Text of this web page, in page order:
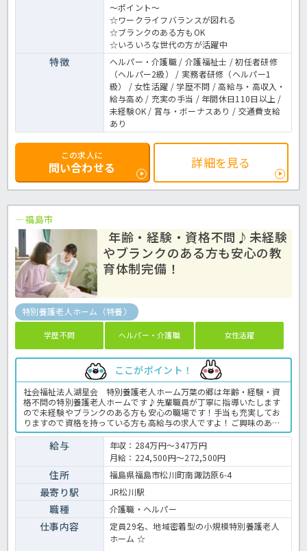
～ポイント～
☆ワークライフバランスが図れる
☆ブランクのある方もOK
☆いろいろな世代の方が活躍中
特徴
ヘルパー・介護職 / 介護福祉士 / 初任者研修
（ヘルパー2級） / 実務者研修（ヘルパー1
級） / 女性活躍 / 学歴不問 / 高給与・高収入・
給与高め / 充実の手当 / 年間休日110日以上 /
未経験OK / 賞与・ボーナスあり / 交通費支給
あり
この求人に
問い合わせる 詳細を見る
福島市
年齢・経験・資格不問♪未経験
やブランクのある方も安心の教
育体制完備！
特別養護老人ホーム（特養）
学歴不問 ヘルパー・介護職 女性活躍
ここがポイント！
社会福祉法人湖星会 特別養護老人ホーム万葉の郷は年齢・経験・資
格不問の特別養護老人ホームです♪先輩職員が丁寧に指導いたします
ので未経験やブランクのある方も安心の職場です！手当も充実してお
りますので資格を持っている方も高給与の求人ですよ！ご興味のある
方は、一度ほっ介護までご相談下さいね♪特別養護老人ホームでの介
護業務全般です。 ＜介護職 正職員 特別養護老人ホームの求人＞
給与
年収：284万円～347万円
月給：224,500円～272,500円
住所 福島県福島市松川町南諏訪原6-4
最寄り駅 JR松川駅
職種 介護職・ヘルパー
仕事内容
定員29名、地域密着型の小規模特別養護老人
ホーム ☆